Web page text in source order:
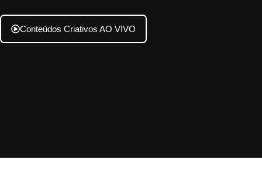
Conteúdos Criativos AO VIVO